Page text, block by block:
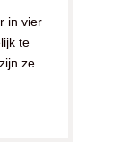
in vier
te
ze